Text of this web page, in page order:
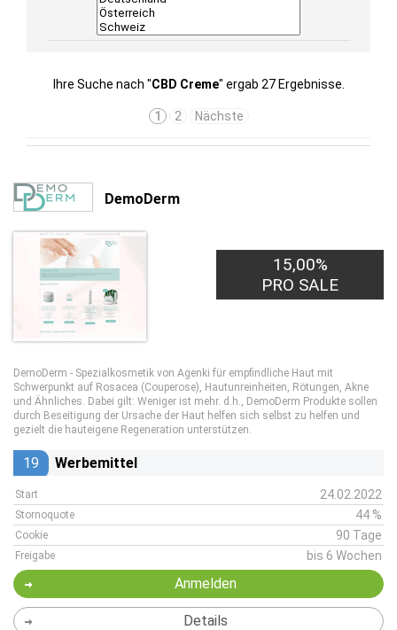
Ihre Suche nach "CBD Creme" ergab 27 Ergebnisse.
1 2 Nächste
DemoDerm
15,00%
PRO SALE
DemoDerm - Spezialkosmetik von Agenki für empfindliche Haut mit
Schwerpunkt auf Rosacea (Couperose), Hautunreinheiten, Rötungen, Akne
und Ähnliches. Dabei gilt: Weniger ist mehr. d.h., DemoDerm Produkte sollen
durch Beseitigung der Ursache der Haut helfen sich selbst zu helfen und
gezielt die hauteigene Regeneration unterstützen.
19 Werbemittel
Start 24.02.2022
Stornoquote 44 %
Cookie 90 Tage
Freigabe bis 6 Wochen
Anmelden
Details